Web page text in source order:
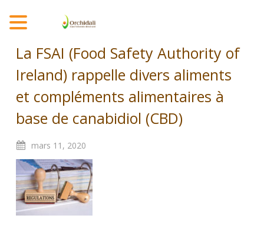
La FSAI (Food Safety Authority of
Ireland) rappelle divers aliments
et compléments alimentaires à
base de canabidiol (CBD)
mars 11, 2020